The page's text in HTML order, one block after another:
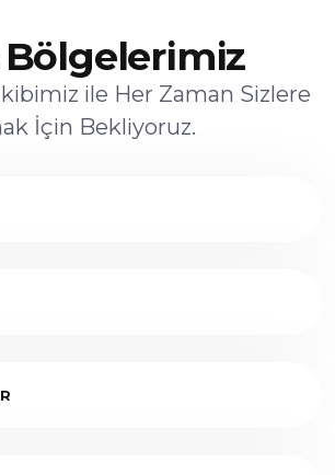
ile Her Zaman Sizlere
İçin Bekliyoruz.